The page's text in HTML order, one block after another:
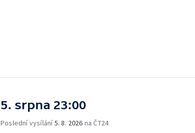
5. srpna 23:00
Poslední vysílání5. 8. 2026 na ČT24